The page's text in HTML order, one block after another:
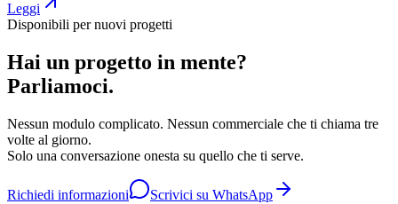
Leggi
Disponibili per nuovi progetti
Hai un progetto in mente?
Parliamoci.
Nessun modulo complicato. Nessun commerciale che ti chiama tre
volte al giorno.
Solo una conversazione onesta su quello che ti serve.
Richiedi informazioni Scrivici su WhatsApp